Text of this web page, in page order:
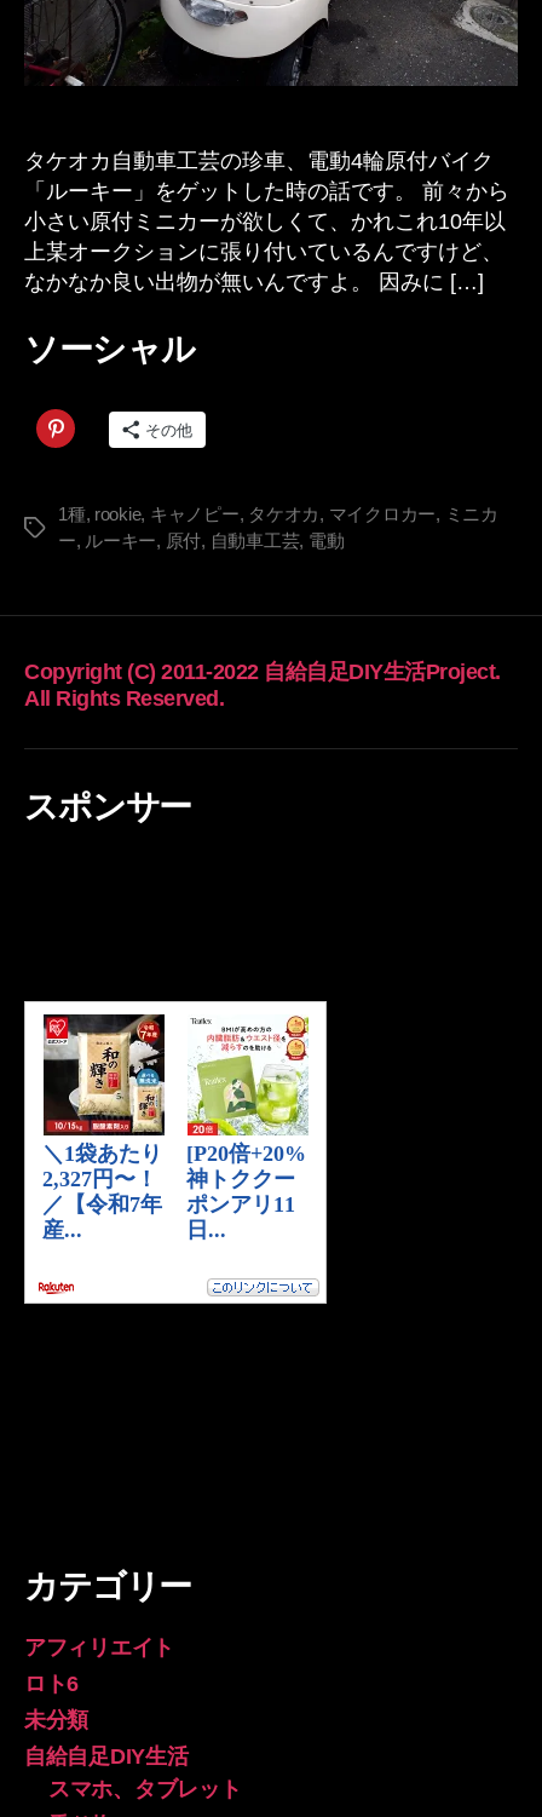
ゲ
ッ
ト
し
話
そ
の
1
へ
の
タケオカ自動車工芸の珍車、電動4輪原付バイク
「ルーキー」をゲットした時の話です。 前々から
小さい原付ミニカーが欲しくて、かれこれ10年以
上某オークションに張り付いているんですけど、
なかなか良い出物が無いんですよ。 因みに […]
ソーシャル
その他
タ
1種, rookie, キャノピー, タケオカ, マイクロカー, ミニカ
ー, ルーキー, 原付, 自動車工芸, 電動
Copyright (C) 2011-2022 自給自足DIY生活Project.
All Rights Reserved.
スポンサー
カテゴリー
アフィリエイト
ロト6
未分類
自給自足DIY生活
スマホ、タブレット